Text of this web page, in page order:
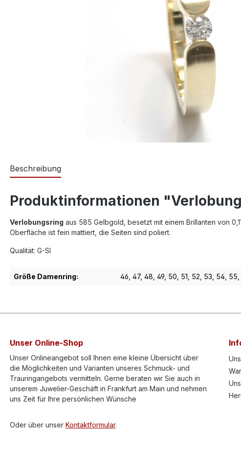
Beschreibung
Produktinformationen
Verlobungsring aus 585 Gelbgold, besetzt mit einem Brillanten von
Oberfläche ist fein mattiert, die Seiten sind poliert.
Qualität: G-SI
Größe Damenring: 46 , 47, 48 , 49 , 50 , 51 , 52 , 53 , 54 , 55
Unser Online-Shop
Unser Onlineangebot soll Ihnen eine kleine Übersicht über
die Möglichkeiten und Varianten unseres Schmuck- und
Trauringangebots vermitteln. Gerne beraten wir Sie auch in
unserem Juwelier-Geschäft in Frankfurt am Main und nehmen
uns Zeit für Ihre persönlichen Wünsche
Oder über unser Kontaktformular.